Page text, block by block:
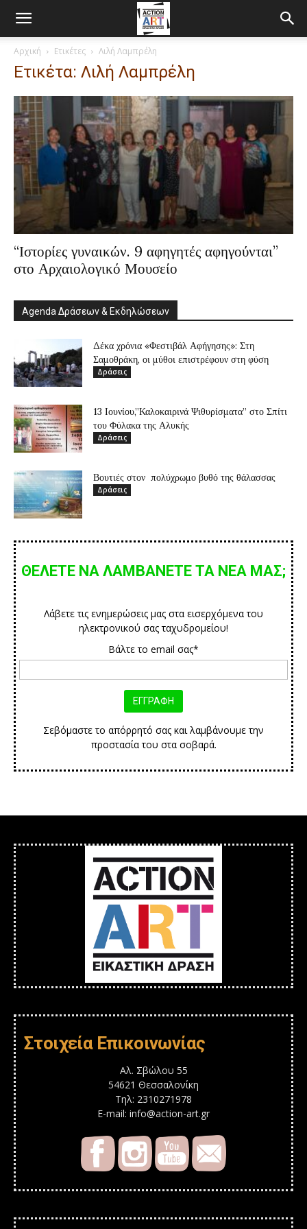
Αρχική Ετικέτες Λιλή Λαμπρέλη
Ετικέτα: Λιλή Λαμπρέλη
“Ιστορίες γυναικών. 9 αφηγητές αφηγούνται”
στο Αρχαιολογικό Μουσείο
Agenda Δράσεων & Εκδηλώσεων
Δέκα χρόνια «Φεστιβάλ Αφήγησης»: Στη
Σαμοθράκη, οι μύθοι επιστρέφουν στη φύση
Δράσεις
13 Ιουνίου,”Καλοκαιρινά Ψιθυρίσματα” στο Σπίτι
του Φύλακα της Αλυκής
Δράσεις
Βουτιές στον πολύχρωμο βυθό της θάλασσας
Δράσεις
ΘΕΛΕΤΕ ΝΑ ΛΑΜΒΑΝΕΤΕ ΤΑ ΝΕΑ ΜΑΣ;
Λάβετε τις ενημερώσεις μας στα εισερχόμενα του
ηλεκτρονικού σας ταχυδρομείου!
Βάλτε το email σας*
Σεβόμαστε το απόρρητό σας και λαμβάνουμε την
προστασία του στα σοβαρά.
Στοιχεία Επικοινωνίας
Αλ. Σβώλου 55
54621 Θεσσαλονίκη
Τηλ: 2310271978
E-mail: info@action-art.gr